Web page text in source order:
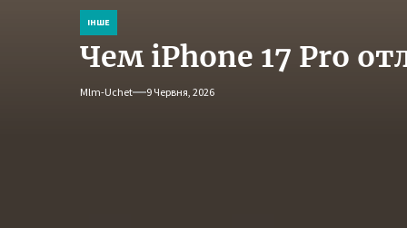
ІНШЕ
Чем iPhone 17 Pro
Mlm-Uchet 9 Червня, 2026